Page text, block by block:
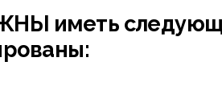
иметь